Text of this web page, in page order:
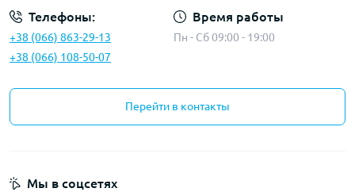
Телефоны:
+38 (066) 863-29-13
+38 (066) 108-50-07
Время работы
Пн - Сб 09:00 - 19:00
Перейти в контакты
Мы в соцсетях